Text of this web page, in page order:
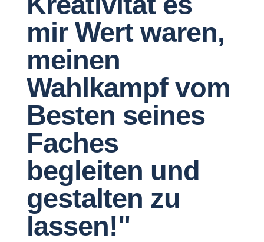
mir Wert waren,
meinen
Wahlkampf vom
Besten seines
Faches
begleiten und
gestalten zu
lassen!"